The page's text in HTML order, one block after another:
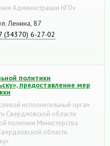
Администрации НГО»
Ленина, 87
(34370) 6-27-02
политики
предоставление мер
исполнительный орган
Свердловской области
политики Министерства
области